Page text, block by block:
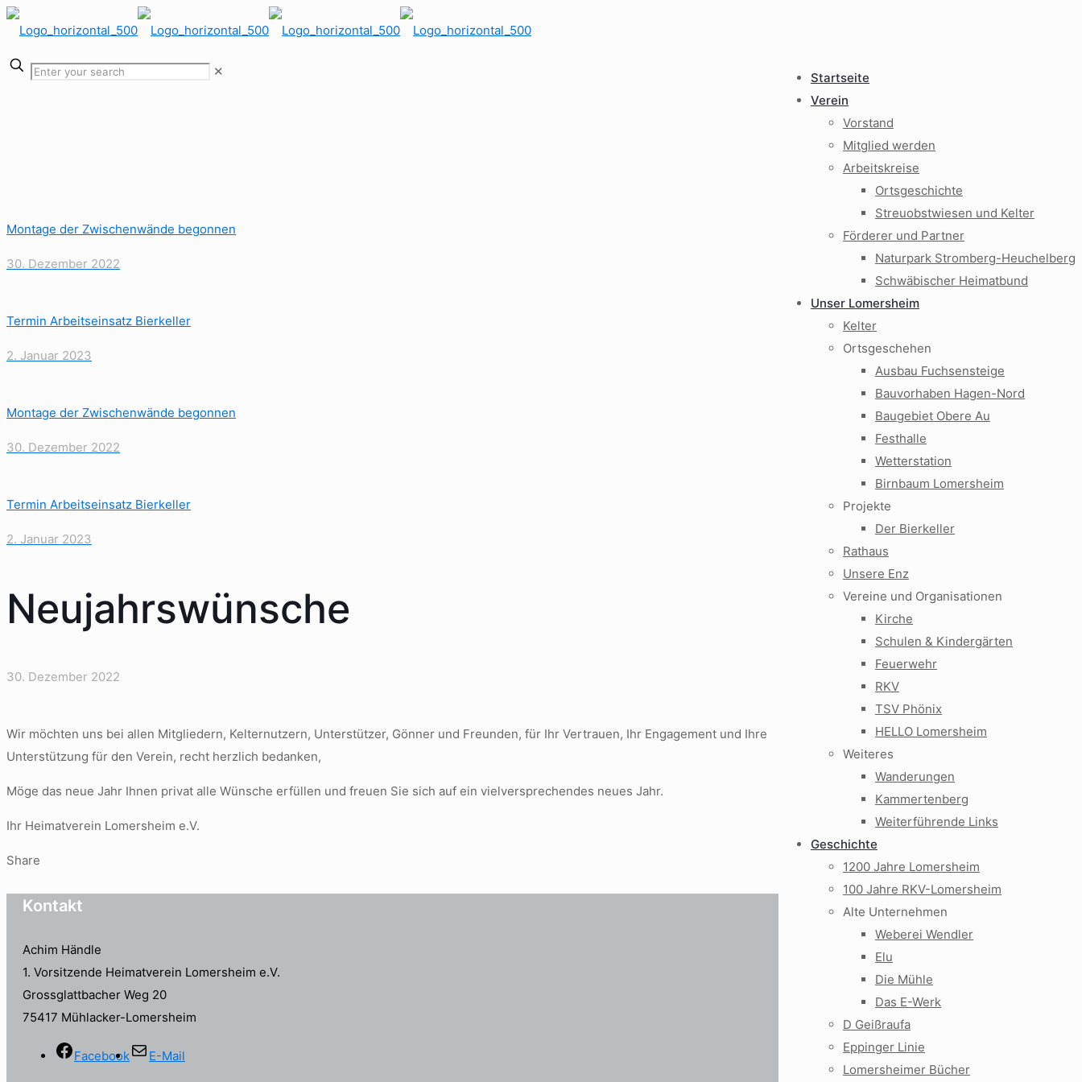
Startseite
Verein
Vorstand
Mitglied werden
Arbeitskreise
Ortsgeschichte
Streuobstwiesen und Kelter
Förderer und Partner
Naturpark Stromberg-Heuchelberg
Schwäbischer Heimatbund
Unser Lomersheim
Kelter
Ortsgeschehen
Ausbau Fuchsensteige
Bauvorhaben Hagen-Nord
Baugebiet Obere Au
Festhalle
Wetterstation
Birnbaum Lomersheim
Projekte
Der Bierkeller
Rathaus
Unsere Enz
Vereine und Organisationen
Kirche
Schulen & Kindergärten
Feuerwehr
RKV
TSV Phönix
HELLO Lomersheim
Weiteres
Wanderungen
Kammertenberg
Weiterführende Links
Geschichte
1200 Jahre Lomersheim
100 Jahre RKV-Lomersheim
Alte Unternehmen
Weberei Wendler
Elu
Die Mühle
Das E-Werk
D Geißraufa
Eppinger Linie
Lomersheimer Bücher
✕
Montage der Zwischenwände begonnen
30. Dezember 2022
Termin Arbeitseinsatz Bierkeller
2. Januar 2023
Montage der Zwischenwände begonnen
30. Dezember 2022
Termin Arbeitseinsatz Bierkeller
2. Januar 2023
Neujahrswünsche
30. Dezember 2022
Wir möchten uns bei allen Mitgliedern, Kelternutzern, Unterstützer, Gönner und Freunden, für Ihr Vertrauen, Ihr Engagement und Ihre
Unterstützung für den Verein, recht herzlich bedanken,
Möge das neue Jahr Ihnen privat alle Wünsche erfüllen und freuen Sie sich auf ein vielversprechendes neues Jahr.
Ihr Heimatverein Lomersheim e.V.
Share
Kontakt
Achim Händle
1. Vorsitzende Heimatverein Lomersheim e.V.
Grossglattbacher Weg 20
75417 Mühlacker-Lomersheim
Facebook E-Mail